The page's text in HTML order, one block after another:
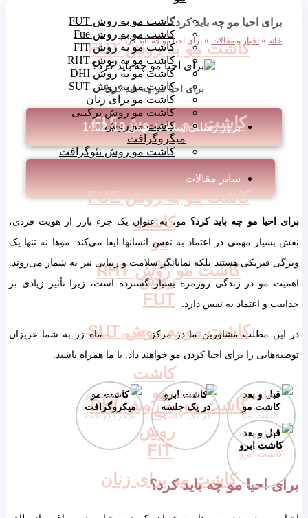
کاشت مو به روش FUT
کاشت مو به روش FIT
کاشت مو به روش FUE
کاشت مو روش RHT
کاشت مو به روش SUT
کاشت مو به روش DHI
کاشت مو برای زنان
کاشت مو به روش FUT
کاشت مو به روش Fue
کاشت مو به روش FIT
کاشت مو به روش RHT
کاشت مو به روش DHI
کاشت مو به روش SUT
کاشت مو برای زنان
کاشت مو روش ترکیبی
کاشت مو روش
میگروگرافت
کاشت مو روش نئوگرافت
کاشت
مو
به
روش
FUT
کاشت
مو
به
روش
FIT
برای احیا مو چه باید کرد؟
خانه » اخبار و مقالات » برای احیا مو چه باید کرد؟
برای احیا مو چه باید کرد؟
بروز رسانی شده دربهمن 19, 1402
سایر مقالات
برای احیا مو چه باید کرد؟ مو، به عنوان یک جزء بارز از هویت فردی،
نقش بسیار مهمی در اعتماد به نفس انسانها ایفا می‌کند. موها نه تنها یک
ویژگی فیزیکی هستند بلکه نمایانگر سلامت و زیبایی نیز به شمار می‌روند.
اهمیت مو در زندگی روزمره بسیار گسترده است، زیرا تأثیر زیادی بر
جذابیت و اعتماد به نفس دارد.
در این مطلب مشاورین ما در مرکزکاشت موماه زر به شما عزیزان
توصیه‌هایی را برای احیا کردن مو خواهند داد. با ما همراه باشید.
قبل و بعد
کاشت مو
کاشت ابرو
در یک جلسه
کاشت مو
میکروگرافت
قبل و بعد
کاشت ابرو
برای احیا مو چه باید کرد؟